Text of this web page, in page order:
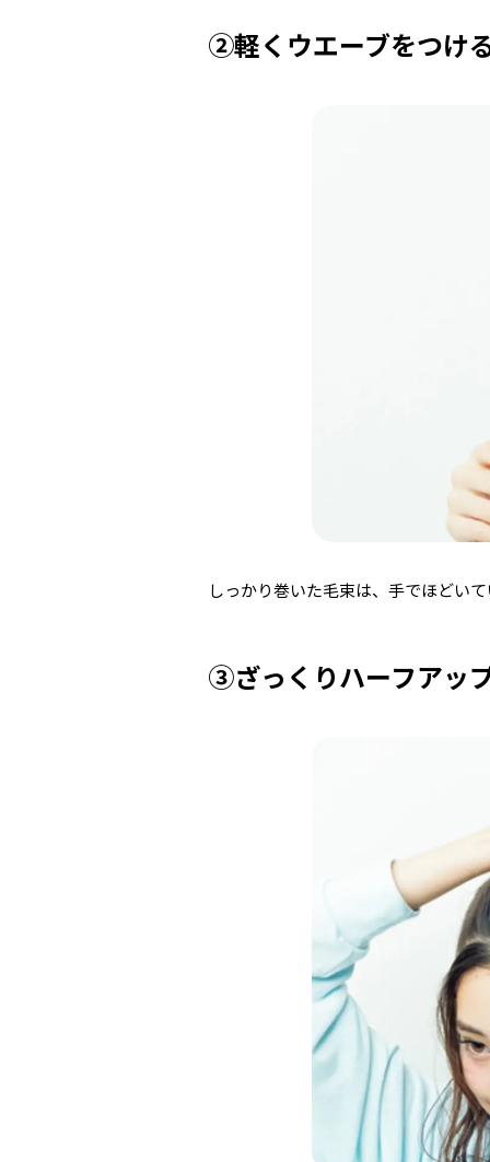
②軽くウエーブをつけ
しっかり巻いた毛束は、手でほどい
③ざっくりハーフアッ